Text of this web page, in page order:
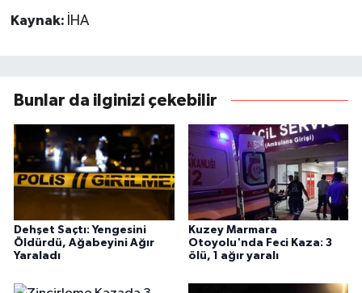
Kaynak: İHA
Bunlar da ilginizi çekebilir
Dehşet Saçtı: Yengesini
Öldürdü, Ağabeyini Ağır
Yaraladı
Kuzey Marmara
Otoyolu'nda Feci Kaza: 3
ölü, 1 ağır yaralı